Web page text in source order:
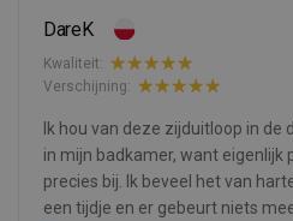
DareK
Kwaliteit:
Verschijning:
Ik hou van deze zijduitloop in
in mijn badkamer, want eigenlijk
precies bij. Ik beveel het van
een tijdje en er gebeurt niets